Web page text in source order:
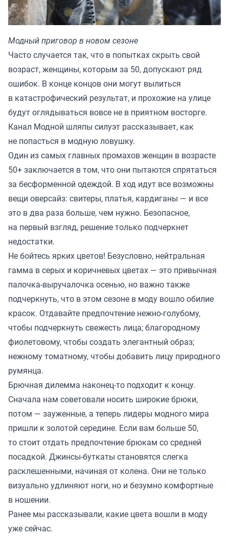
Модный приговор в новом сезоне
Часто случается так, что в попытках скрыть свой
возраст, женщины, которым за 50, допускают ряд
ошибок. В конце концов они могут вылиться
в катастрофический результат, и прохожие на улице
будут оглядываться вовсе не в приятном восторге.
Канал Модной шляпы силуэт рассказывает, как
не попасться в модную ловушку.
Один из самых главных промахов женщин в возрасте
50+ заключается в том, что они пытаются спрятаться
за бесформенной одеждой. В ход идут все возможны
вещи оверсайз: свитеры, платья, кардиганы — и все
это в два раза больше, чем нужно. Безопасное,
на первый взгляд, решение только подчеркнет
недостатки.
Не бойтесь ярких цветов! Безусловно, нейтральная
гамма в серых и коричневых цветах — это привычная
палочка-выручалочка осенью, но важно также
подчеркнуть, что в этом сезоне в моду вошло обилие
красок. Отдавайте предпочтение нежно-голубому,
чтобы подчеркнуть свежесть лица; благородному
фиолетовому, чтобы создать элегантный образ;
нежному томатному, чтобы добавить лицу природного
румянца.
Брючная дилемма наконец-то подходит к концу.
Сначала нам советовали носить широкие брюки,
потом — зауженные, а теперь лидеры модного мира
пришли к золотой середине. Если вам больше 50,
то стоит отдать предпочтение брюкам со средней
посадкой. Джинсы-буткаты становятся слегка
расклешенными, начиная от колена. Они не только
визуально удлиняют ноги, но и безумно комфортные
в ношении.
Ранее мы рассказывали, какие цвета вошли в моду
уже сейчас.